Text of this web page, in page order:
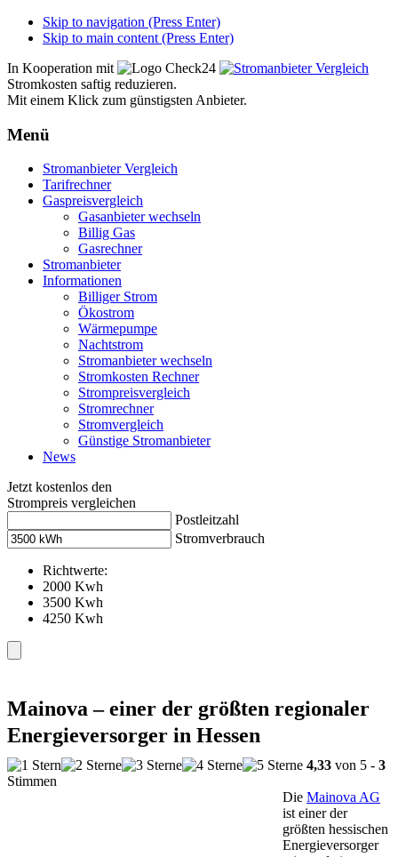
Skip to navigation (Press Enter)
Skip to main content (Press Enter)
In Kooperation mit
Stromkosten saftig reduzieren.
Mit einem Klick zum günstigsten Anbieter.
Menü
Zum
Inhalt
springen
Stromanbieter Vergleich
Tarifrechner
Gaspreisvergleich
Gasanbieter wechseln
Billig Gas
Gasrechner
Stromanbieter
Informationen
Billiger Strom
Ökostrom
Wärmepumpe
Nachtstrom
Stromanbieter wechseln
Stromkosten Rechner
Strompreisvergleich
Stromrechner
Stromvergleich
Günstige Stromanbieter
News
Jetzt kostenlos den
Strompreis vergleichen
Postleitzahl
Stromverbrauch
Richtwerte:
2000 Kwh
3500 Kwh
4250 Kwh
Mainova – einer der größten regionaler
Energieversorger in Hessen
4,33 von 5 - 3
Stimmen
Die Mainova AG
ist einer der
größten hessischen
Energieversorger